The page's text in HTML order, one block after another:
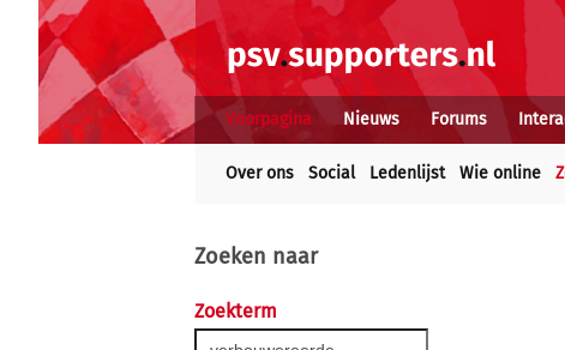
Voorpagina Nieuws Forums
Over ons Social Ledenlijst Wie online
Zoeken naar
Zoekterm